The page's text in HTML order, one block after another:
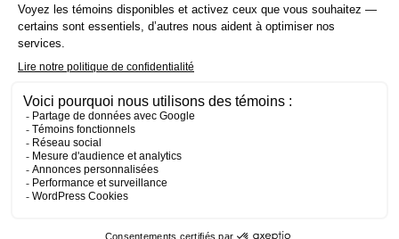
Transactions
Publications
Contact
LinkedIn Instagram